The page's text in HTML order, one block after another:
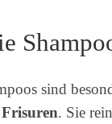
sind
. Sie